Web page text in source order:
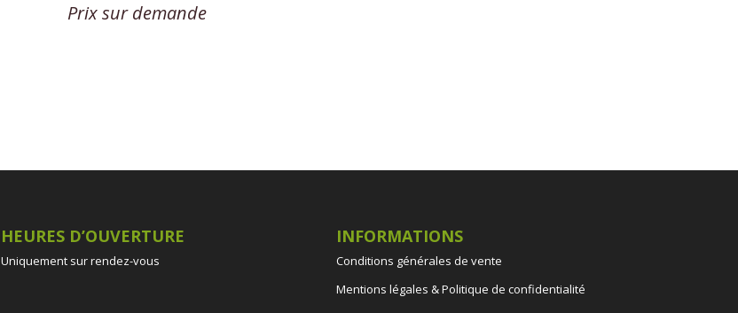
Prix sur demande
HEURES D’OUVERTURE
Uniquement sur rendez-vous
INFORMATIONS
Conditions générales de vente
Mentions légales & Politique de confidentialité